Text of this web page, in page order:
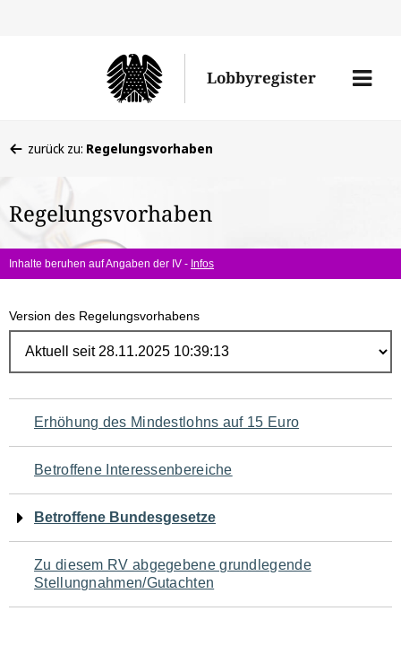
Lobbyregister
Menü
befinden
hier:
zurück zu: Regelungsvorhaben
Regelungsvorhaben
Inhalte beruhen auf Angaben der IV - Infos
Version des Regelungsvorhabens
Navigation
für
den
Seiteninhalt
Erhöhung des Mindestlohns auf 15 Euro
Betroffene Interessenbereiche
Betroffene Bundesgesetze
Zu diesem RV abgegebene grundlegende
Stellungnahmen/Gutachten